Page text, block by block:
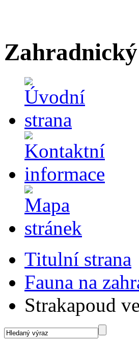
Titulní strana
Fauna na
Strakapoud